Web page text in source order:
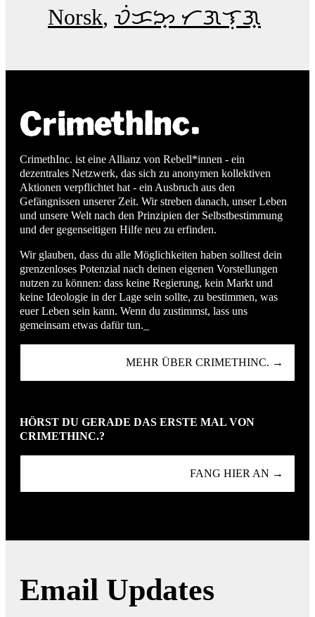
Norsk ᜏᜒᜃᜅ᜔ ᜆᜄᜎᜓᜄ᜔
CrimethInc. ist eine Allianz von Rebell*innen - ein
dezentrales Netzwerk, das sich zu anonymen kollektiven
Aktionen verpflichtet hat - ein Ausbruch aus den
Gefängnissen unserer Zeit. Wir streben danach, unser Leben
und unsere Welt nach den Prinzipien der Selbstbestimmung
und der gegenseitigen Hilfe neu zu erfinden.
Wir glauben, dass du alle Möglichkeiten haben solltest dein
grenzenloses Potenzial nach deinen eigenen Vorstellungen
nutzen zu können: dass keine Regierung, kein Markt und
keine Ideologie in der Lage sein sollte, zu bestimmen, was
euer Leben sein kann. Wenn du zustimmst, lass uns
gemeinsam etwas dafür tun._
MEHR ÜBER CRIMETHINC. →
HÖRST DU GERADE DAS ERSTE MAL VON
CRIMETHINC.?
FANG HIER AN →
Email Updates